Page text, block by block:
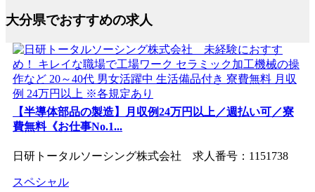
大分県でおすすめの求人
【半導体部品の製造】月収例24万円以上／週払い可／寮
費無料《お仕事No.1...
日研トータルソーシング株式会社 求人番号：1151738
スペシャル